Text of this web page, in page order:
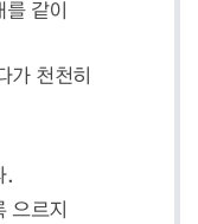
같이
가 천천히
.
으르지